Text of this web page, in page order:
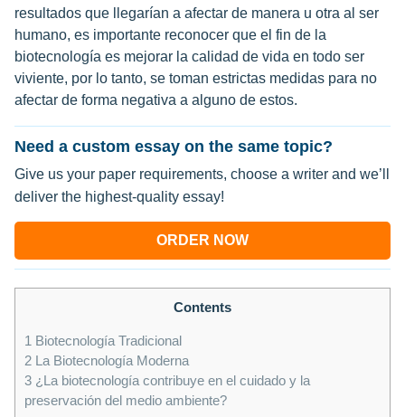
resultados que llegarían a afectar de manera u otra al ser
humano, es importante reconocer que el fin de la
biotecnología es mejorar la calidad de vida en todo ser
viviente, por lo tanto, se toman estrictas medidas para no
afectar de forma negativa a alguno de estos.
Need a custom essay on the same topic?
Give us your paper requirements, choose a writer and we’ll
deliver the highest-quality essay!
ORDER NOW
Contents
1 Biotecnología Tradicional
2 La Biotecnología Moderna
3 ¿La biotecnología contribuye en el cuidado y la
preservación del medio ambiente?